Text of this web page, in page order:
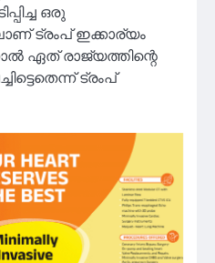
ഒരു
ട്രംപ് ഇക്കാര്യം
ഏത് രാജ്യത്തിന്റെ
ട്രംപ്